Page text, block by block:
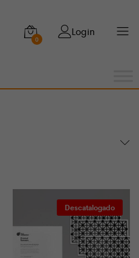
0
Login
Descatalogado